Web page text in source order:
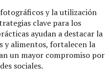
y la utilización
clave para los
ayudan a destacar la
y alimentos, fortalecen la
un mayor compromiso por
sociales.